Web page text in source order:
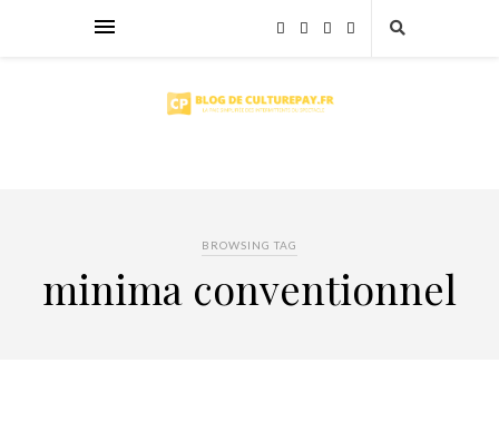
BROWSING TAG
minima conventionnel